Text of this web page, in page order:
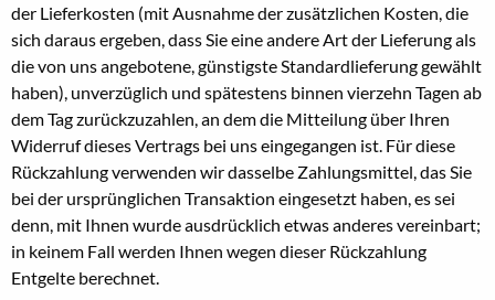
der Lieferkosten (mit Ausnahme der zusätzlichen Kosten, die
sich daraus ergeben, dass Sie eine andere Art der Lieferung als
die von uns angebotene, günstigste Standardlieferung gewählt
haben), unverzüglich und spätestens binnen vierzehn Tagen ab
dem Tag zurückzuzahlen, an dem die Mitteilung über Ihren
Widerruf dieses Vertrags bei uns eingegangen ist. Für diese
Rückzahlung verwenden wir dasselbe Zahlungsmittel, das Sie
bei der ursprünglichen Transaktion eingesetzt haben, es sei
denn, mit Ihnen wurde ausdrücklich etwas anderes vereinbart;
in keinem Fall werden Ihnen wegen dieser Rückzahlung
Entgelte berechnet.